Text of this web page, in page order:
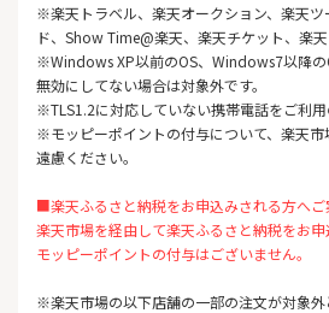
※楽天トラベル、楽天オークション、楽天
ド、Show Time@楽天、楽天チケット、楽天
※Windows XP以前のOS、Windows7以降の
無効にしてない場合は対象外です。
※TLS1.2に対応していない携帯電話をご利用
※モッピーポイントの付与について、楽天
遠慮ください。
■楽天ふるさと納税をお申込みされる方へご
楽天市場を経由して楽天ふるさと納税をお申
モッピーポイントの付与はございません。
※楽天市場の以下店舗の一部の注文が対象外